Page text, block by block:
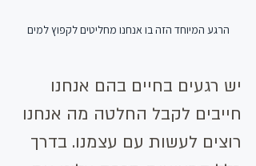
הרגע המיוחד הזה בו אנחנו מחליטים לקפוץ למים
יש רגעים בחיים בהם אנחנו
חייבים לקבל החלטה מה אנחנו
רוצים לעשות עם עצמנו. בדרך